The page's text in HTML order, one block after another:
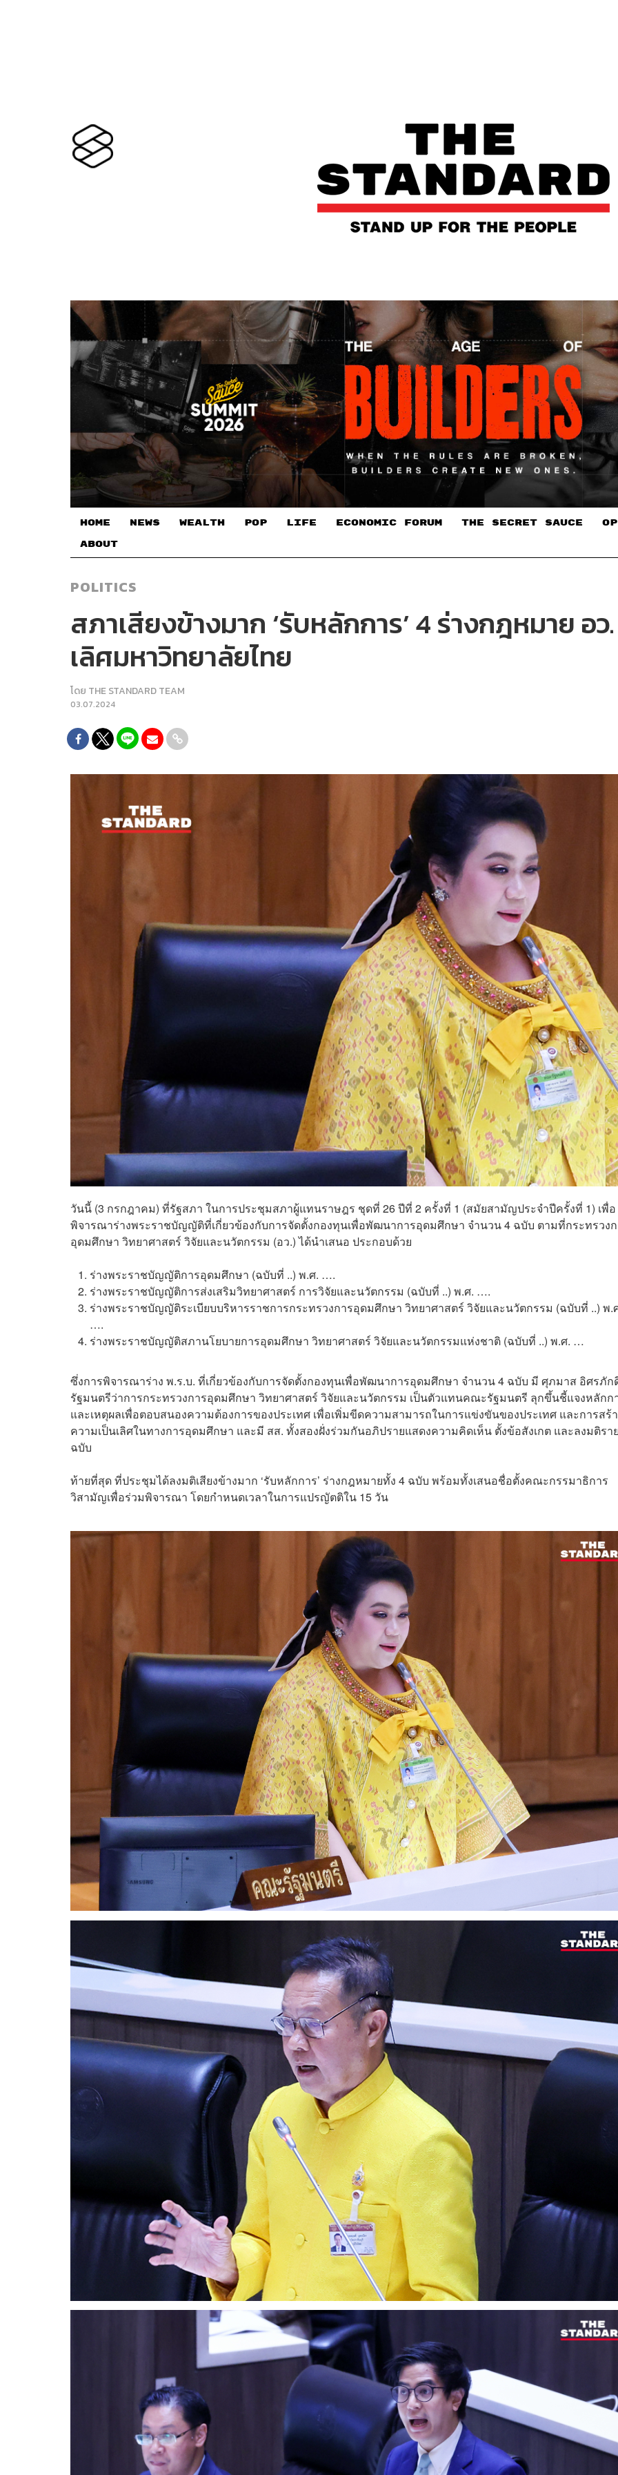
HOME NEWS WEALTH POP LIFE ECONOMIC FORUM THE SECRET SAUCE​
ABOUT
POLITICS
สภาเสียงข้างมาก ‘รับหลักการ’ 4 ร่างกฎหมาย อ
เลิศมหาวิทยาลัยไทย
โดย THE STANDARD TEAM
03.07.2024
วันนี้ (3 กรกฎาคม) ที่รัฐสภา ในการประชุมสภาผู้แทนราษฎร ชุดที่ 26 ปีที่ 2 ครั้งที่ 1 (สมัยสามัญประจำปีครั้งที่ 1) เพื่อ
พิจารณาร่างพระราชบัญญัติที่เกี่ยวข้องกับการจัดตั้งกองทุนเพื่อพัฒนาการอุดมศึกษา จำนวน 4 ฉบับ ตามที่กระทรวง
อุดมศึกษา วิทยาศาสตร์ วิจัยและนวัตกรรม (อว.) ได้นำเสนอ ประกอบด้วย
ร่างพระราชบัญญัติการอุดมศึกษา (ฉบับที่ ..) พ.ศ. ….
ร่างพระราชบัญญัติการส่งเสริมวิทยาศาสตร์ การวิจัยและนวัตกรรม (ฉบับที่ ..) พ.ศ. ….
ร่างพระราชบัญญัติระเบียบบริหารราชการกระทรวงการอุดมศึกษา วิทยาศาสตร์ วิจัยและนวัตกรรม (ฉบับที่ ..) พ.
….
ร่างพระราชบัญญัติสภานโยบายการอุดมศึกษา วิทยาศาสตร์ วิจัยและนวัตกรรมแห่งชาติ (ฉบับที่ ..) พ.ศ. …
ซึ่งการพิจารณาร่าง พ.ร.บ. ที่เกี่ยวข้องกับการจัดตั้งกองทุนเพื่อพัฒนาการอุดมศึกษา จำนวน 4 ฉบับ มี ศุภมาส อิศรภัก
รัฐมนตรีว่าการกระทรวงการอุดมศึกษา วิทยาศาสตร์ วิจัยและนวัตกรรม เป็นตัวแทนคณะรัฐมนตรี ลุกขึ้นชี้แจงหลักก
และเหตุผลเพื่อตอบสนองความต้องการของประเทศ เพื่อเพิ่มขีดความสามารถในการแข่งขันของประเทศ และการสร้
ความเป็นเลิศในทางการอุดมศึกษา และมี สส. ทั้งสองฝั่งร่วมกันอภิปรายแสดงความคิดเห็น ตั้งข้อสังเกต และลงมติรา
ฉบับ
ท้ายที่สุด ที่ประชุมได้ลงมติเสียงข้างมาก ‘รับหลักการ’ ร่างกฎหมายทั้ง 4 ฉบับ พร้อมทั้งเสนอชื่อตั้งคณะกรรมาธิการ
วิสามัญเพื่อร่วมพิจารณา โดยกำหนดเวลาในการแปรญัตติใน 15 วัน